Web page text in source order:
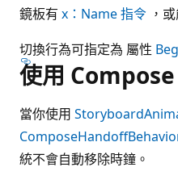
鏡板有 x：Name 指令 ，
切換行為可指定為 屬性
使用
當你使用 Storyboard
Compose
統不會自動移除時鐘。